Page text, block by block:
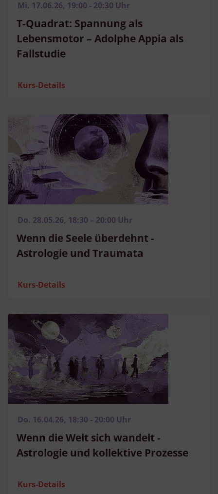
Mi. 17.06.26, 19:00 - 20:30 Uhr
T-Quadrat: Spannung als
Lebensmotor – Adolphe Appia als
Fallstudie
Kurs-Details
Do. 28.05.26, 18:30 – 20:00 Uhr
Wenn die Seele überdehnt -
Astrologie und Traumata
Kurs-Details
Do. 16.04.26, 18:30 - 20:00 Uhr
Wenn die Welt sich wandelt -
Astrologie und kollektive Prozesse
Kurs-Details